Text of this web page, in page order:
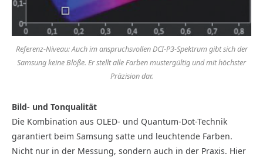
Referenz-Niveau: Auch im anspruchsvollen DCI-P3-Spektrum gibt sich der
Samsung keine Blöße. Er stellt alle Farben mustergültig und mit höchster
Präzision dar.
Bild- und Tonqualität
Die Kombination aus OLED- und Quantum-Dot-Technik
garantiert beim Samsung satte und leuchtende Farben.
Nicht nur in der Messung, sondern auch in der Praxis. Hier